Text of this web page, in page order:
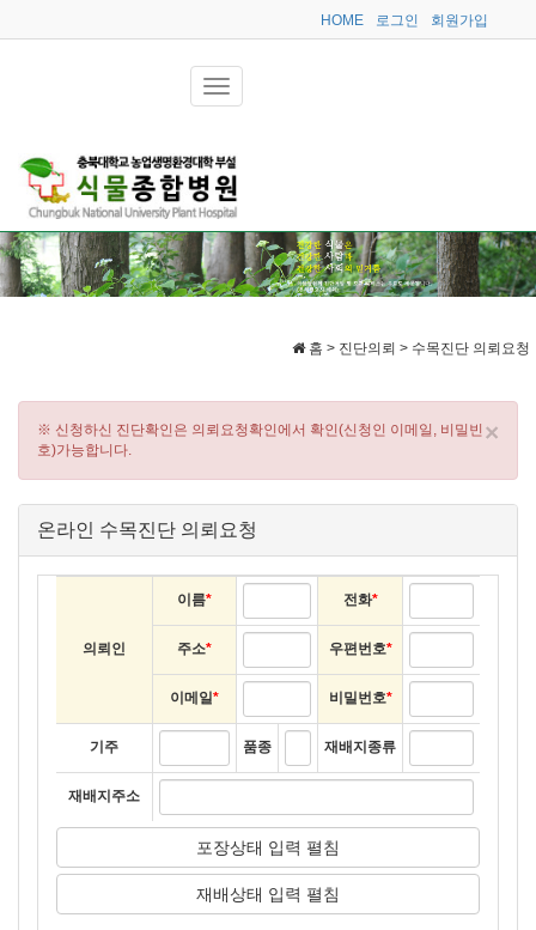
HOME 로그인 회원가입
홈 > 진단의뢰 > 수목진단 의뢰요청
×
※ 신청하신 진단확인은 의뢰요청확인에서 확인(신청인 이메일, 비밀빈
호)가능합니다.
온라인 수목진단 의뢰요청
의뢰인
이름* 전화*
주소* 우편번호*
이메일* 비밀번호*
기주 품종 재배지종류
재배지주소
포장상태 입력 펼침
재배상태 입력 펼침